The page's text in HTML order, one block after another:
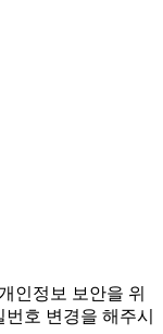
인정보 보안을 위
호 변경을 해주시